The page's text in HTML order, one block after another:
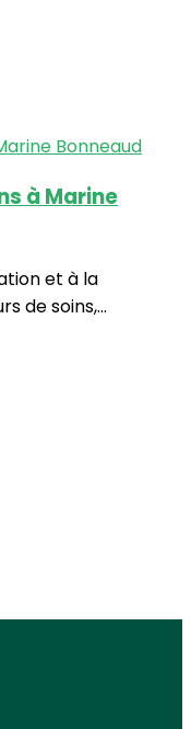
à Marine
et à la
de soins,...